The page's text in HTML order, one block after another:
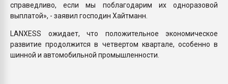
справедливо, если мы поблагодарим их одноразовой
выплатой», - заявил господин Хайтманн.
LANXESS ожидает, что положительное экономическое
развитие продолжится в четвертом квартале, особенно в
шинной и автомобильной промышленности.